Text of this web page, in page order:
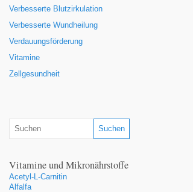
Verbesserte Blutzirkulation
Verbesserte Wundheilung
Verdauungsförderung
Vitamine
Zellgesundheit
Vitamine und Mikronährstoffe
Acetyl-L-Carnitin
Alfalfa